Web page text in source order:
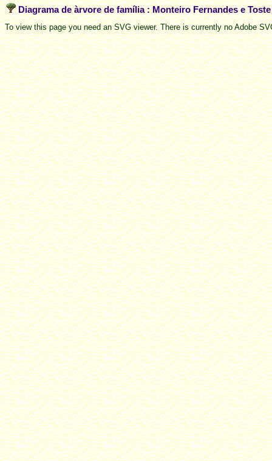
Diagrama de àrvore de família : Monteiro Fernandes e
To view this page you need an SVG viewer. There is currently no Adobe